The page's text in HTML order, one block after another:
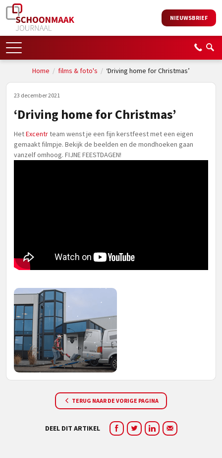
NIEUWSBRIEF
Home / films & foto's / ‘Driving home for Christmas’
23 december 2021
‘Driving home for Christmas’
HetExcentrteam wenst je een fijn kerstfeest met een eigen
gemaakt filmpje. Bekijk de beelden en de mondhoeken gaan
vanzelf omhoog. FIJNE FEESTDAGEN!
TERUG NAAR DE VORIGE PAGINA
DEEL DIT ARTIKEL